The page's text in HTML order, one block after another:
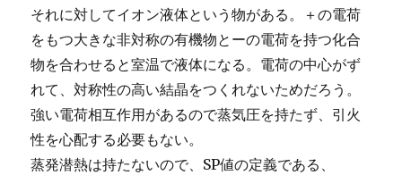
それに対してイオン液体という物がある。＋の電荷
をもつ大きな非対称の有機物とーの電荷を持つ化合
物を合わせると室温で液体になる。電荷の中心がず
れて、対称性の高い結晶をつくれないためだろう。
強い電荷相互作用があるので蒸気圧を持たず、引火
性を心配する必要もない。
蒸発潜熱は持たないので、SP値の定義である、